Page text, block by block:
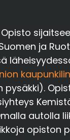
ja
pysäkki).
autolla
opiston